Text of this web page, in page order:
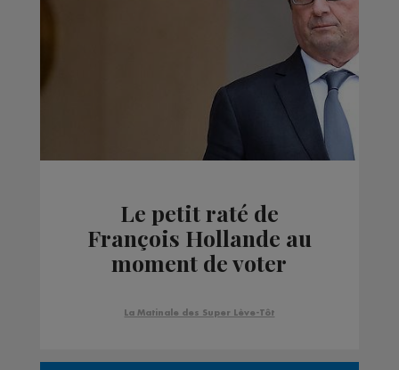
Le petit raté de
François Hollande au
moment de voter
La Matinale des Super Lève-Tôt